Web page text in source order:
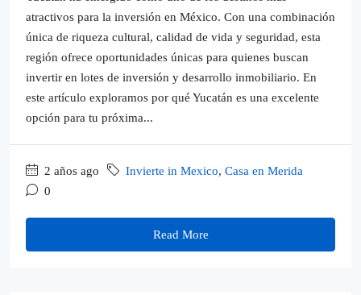
atractivos para la inversión en México. Con una combinación
única de riqueza cultural, calidad de vida y seguridad, esta
región ofrece oportunidades únicas para quienes buscan
invertir en lotes de inversión y desarrollo inmobiliario. En
este artículo exploramos por qué Yucatán es una excelente
opción para tu próxima...
2 años ago Invierte in Mexico, Casa en Merida
0
Read More